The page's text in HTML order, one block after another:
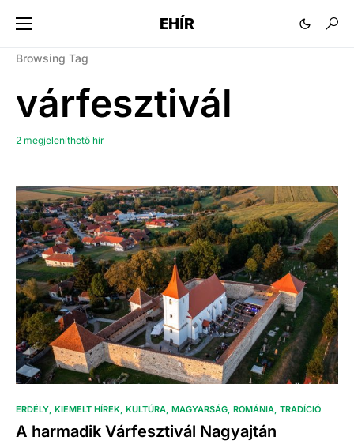
EHÍR
Browsing Tag
várfesztivál
2 megjeleníthető hír
ERDÉLY KIEMELT HÍREK KULTÚRA MAGYARSÁG ROMÁNIA TRADÍCIÓ
A harmadik Várfesztivál Nagyajtán